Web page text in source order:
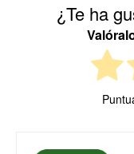
¿Te ha